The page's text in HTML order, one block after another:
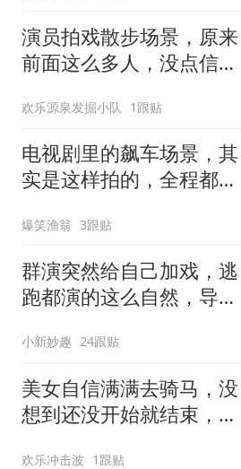
演员拍戏散步场景，原来
前面这么多人，没点信念
欢乐源泉发掘小队 1跟贴
电视剧里的飙车场景，其
实是这样拍的，全程都是
爆笑渔翁 3跟贴
群演突然给自己加戏，逃
跑都演的这么自然，导演
小新妙趣 24跟贴
美女自信满满去骑马，没
想到还没开始就结束，这
欢乐冲击波 1跟贴